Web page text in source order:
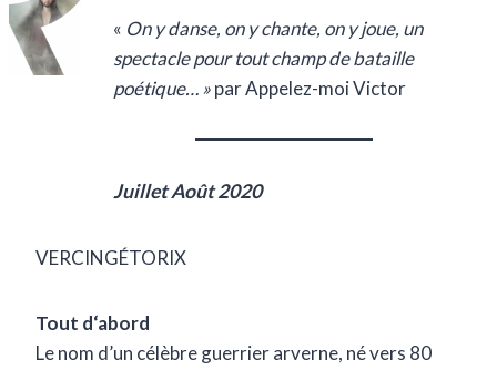
« On y danse, on y chante, on y joue, un
spectacle pour tout champ de bataille
poétique… »par Appelez-moi Victor
Juillet Août 2020
VERCINGÉTORIX
Tout d‘abord
Le nom d’un célèbre guerrier arverne, né vers 80